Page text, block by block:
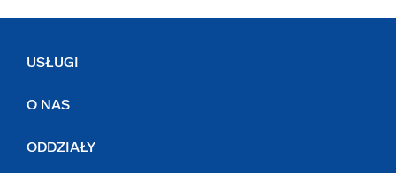
USŁUGI
O NAS
ODDZIAŁY